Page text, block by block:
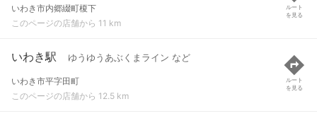
いわき市内郷綴町榎下
このページの店舗から 11 km
ルート
を見る
いわき駅 ゆうゆうあぶくまライン など
いわき市平字田町
このページの店舗から 12.5 km
ルート
を見る